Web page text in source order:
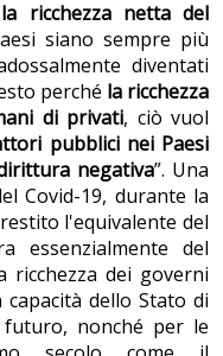
ricchezza netta del
siano sempre più
diventati
perché la ricchezza
di privati, ciò vuol
pubblici nei Paesi
negativa”. Una
Covid-19, durante la
l'equivalente del
essenzialmente del
ricchezza dei governi
dello Stato di
nonché per le